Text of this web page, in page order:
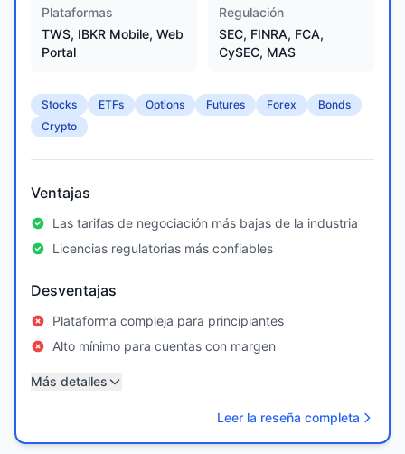
Plataformas
TWS, IBKR Mobile, Web
Portal
Regulación
SEC, FINRA, FCA,
CySEC, MAS
Stocks ETFs Options Futures Forex
Bonds
Crypto
Ventajas
Las tarifas de negociación más bajas de la industria
Licencias regulatorias más confiables
Desventajas
Plataforma compleja para principiantes
Alto mínimo para cuentas con margen
Más detalles
Leer la reseña completa